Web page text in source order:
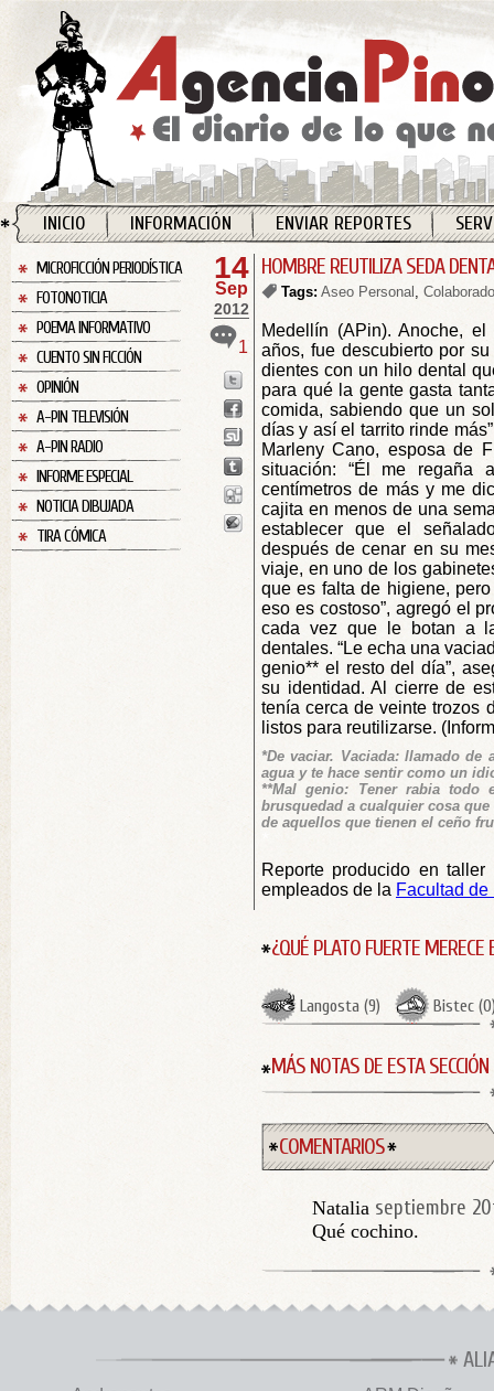
INICIO INFORMACIÓN ENVIAR REPORTES
MICROFICCIÓN PERIODÍSTICA
FOTONOTICIA
POEMA INFORMATIVO
CUENTO SIN FICCIÓN
OPINIÓN
A-PIN TELEVISIÓN
A-PIN RADIO
INFORME ESPECIAL
NOTICIA DIBUJADA
TIRA CÓMICA
14
Sep
2012
1
HOMBRE REUTILIZA SEDA
Tags: Aseo Personal ,
Medellín (APin). Anoche,
años, fue descubierto por
dientes con un hilo dental
para qué la gente gasta
comida, sabiendo que un
días y así el tarrito rinde
Marleny Cano, esposa de
situación: “Él me regaña
centímetros de más y me
cajita en menos de una
establecer que el
después de cenar en su
viaje, en uno de los
que es falta de higiene,
eso es costoso”, agregó el
cada vez que le botan a
dentales. “Le echa una
genio** el resto del día”,
su identidad. Al cierre de
tenía cerca de veinte trozos
listos para reutilizarse.
*De vaciar. Vaciada: llamado
agua y te hace sentir como un
**Mal genio: Tener rabia
brusquedad a cualquier cosa
de aquellos que tienen el ceño
Reporte producido en
empleados de la Facultad
¿QUÉ PLATO FUERTE MERECE
Langosta (9) Bistec (0
MÁS NOTAS DE ESTA SECCIÓN
COMENTARIOS
Natalia septiembre
Qué cochino.